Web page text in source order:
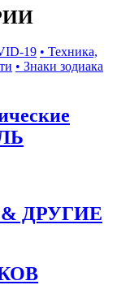
19 • Техника,
• Знаки зодиака
ДРУГИЕ